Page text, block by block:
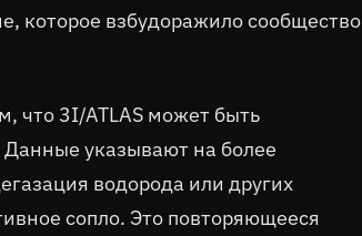
которое взбудоражило сообщество
что 3I/ATLAS может быть
указывают на более
водорода или других
сопло. Это повторяющееся